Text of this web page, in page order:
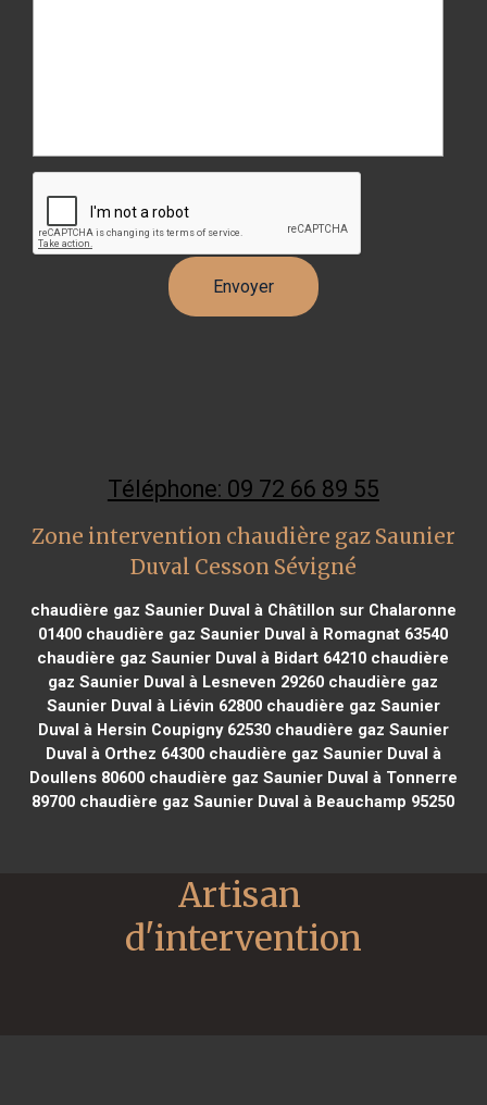
Téléphone: 09 72 66 89 55
Zone intervention chaudière gaz Saunier
Duval Cesson Sévigné
chaudière gaz Saunier Duval à Châtillon sur Chalaronne
01400 chaudière gaz Saunier Duval à Romagnat 63540
chaudière gaz Saunier Duval à Bidart 64210 chaudière
gaz Saunier Duval à Lesneven 29260 chaudière gaz
Saunier Duval à Liévin 62800chaudière gaz Saunier
Duval à Hersin Coupigny 62530chaudière gaz Saunier
Duval à Orthez 64300chaudière gaz Saunier Duval à
Doullens 80600chaudière gaz Saunier Duval à Tonnerre
89700 chaudière gaz Saunier Duval à Beauchamp 95250
Artisan
d'intervention